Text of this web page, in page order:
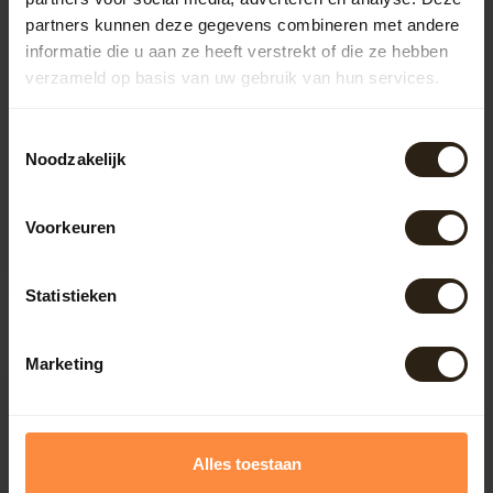
partners kunnen deze gegevens combineren met andere
informatie die u aan ze heeft verstrekt of die ze hebben
verzameld op basis van uw gebruik van hun services.
Noodzakelijk
Voorkeuren
Statistieken
Marketing
Alles toestaan
Onze wijnvaten zijn gebruikte
159,00 139,00
Afmeting: ca.95x57cm
PERSONALISEREN MOGELIJK